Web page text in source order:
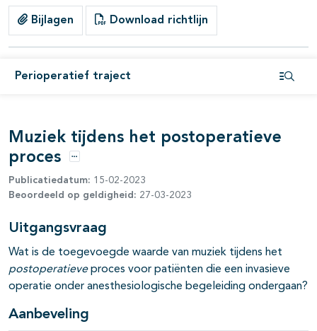
Bijlagen Download richtlijn
Perioperatief traject
Muziek tijdens het postoperatieve
proces
Opties
Publicatiedatum: 15-02-2023
Beoordeeld op geldigheid: 27-03-2023
Uitgangsvraag
Wat is de toegevoegde waarde van muziek tijdens het
postoperatieveproces voor patiënten die een invasieve
operatie onder anesthesiologische begeleiding ondergaan?
Aanbeveling